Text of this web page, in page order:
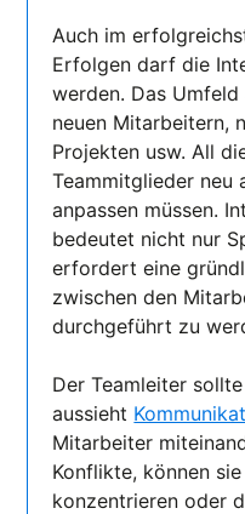
Auch im
Erfolgen darf die
werden. Das
neuen Mitarbeitern,
Projekten usw. All
Teammitglieder neu
anpassen müssen.
bedeutet nicht nur
erfordert eine
zwischen den
durchgeführt zu
Der Teamleiter
aussieht
Mitarbeiter
Konflikte, können
konzentrieren oder